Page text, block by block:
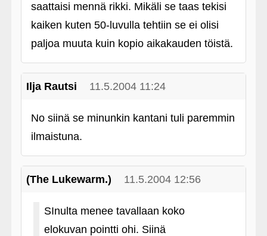
saattaisi mennä rikki. Mikäli se taas tekisi
kaiken kuten 50-luvulla tehtiin se ei olisi
paljoa muuta kuin kopio aikakauden töistä.
Ilja Rautsi 11.5.2004 11:24
No siinä se minunkin kantani tuli paremmin
ilmaistuna.
(The Lukewarm.) 11.5.2004 12:56
SInulta menee tavallaan koko
elokuvan pointti ohi. Siinä